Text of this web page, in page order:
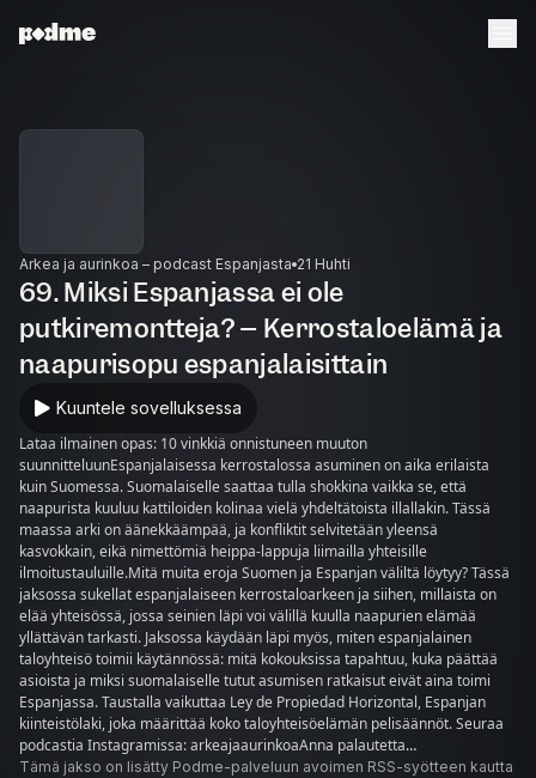
Arkea ja aurinkoa – podcast Espanjasta 21 Huhti
69. Miksi Espanjassa ei ole
putkiremontteja? – Kerrostaloelämä ja
naapurisopu espanjalaisittain
Kuuntele sovelluksessa
Lataa ilmainen opas: 10 vinkkiä onnistuneen muuton
suunnitteluunEspanjalaisessa kerrostalossa asuminen on aika erilaista
kuin Suomessa. Suomalaiselle saattaa tulla shokkina vaikka se, että
naapurista kuuluu kattiloiden kolinaa vielä yhdeltätoista illallakin. Tässä
maassa arki on äänekkäämpää, ja konfliktit selvitetään yleensä
kasvokkain, eikä nimettömiä heippa-lappuja liimailla yhteisille
ilmoitustauluille.Mitä muita eroja Suomen ja Espanjan väliltä löytyy? Tässä
jaksossa sukellat espanjalaiseen kerrostaloarkeen ja siihen, millaista on
elää yhteisössä, jossa seinien läpi voi välillä kuulla naapurien elämää
yllättävän tarkasti. Jaksossa käydään läpi myös, miten espanjalainen
taloyhteisö toimii käytännössä: mitä kokouksissa tapahtuu, kuka päättää
asioista ja miksi suomalaiselle tutut asumisen ratkaisut eivät aina toimi
Espanjassa. Taustalla vaikuttaa Ley de Propiedad Horizontal, Espanjan
kiinteistölaki, joka määrittää koko taloyhteisöelämän pelisäännöt. Seuraa
podcastia Instagramissa: arkeajaaurinkoaAnna palautetta
verkkolomakkeella: arkeajaaurinkoa.com/palaute
Tämä jakso on lisätty Podme-palveluun avoimen RSS-syötteen kautta